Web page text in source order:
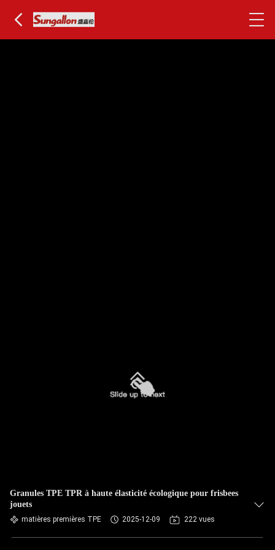
Granules TPE TPR à haute élasticité écologique pour frisbees
jouets
matières premières TPE 2025-12-09 222 vues